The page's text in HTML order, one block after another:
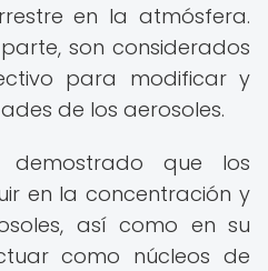
en la atmósfera.
son considerados
para modificar y
de los aerosoles.
demostrado que los
en la concentración y
así como en su
como núcleos de